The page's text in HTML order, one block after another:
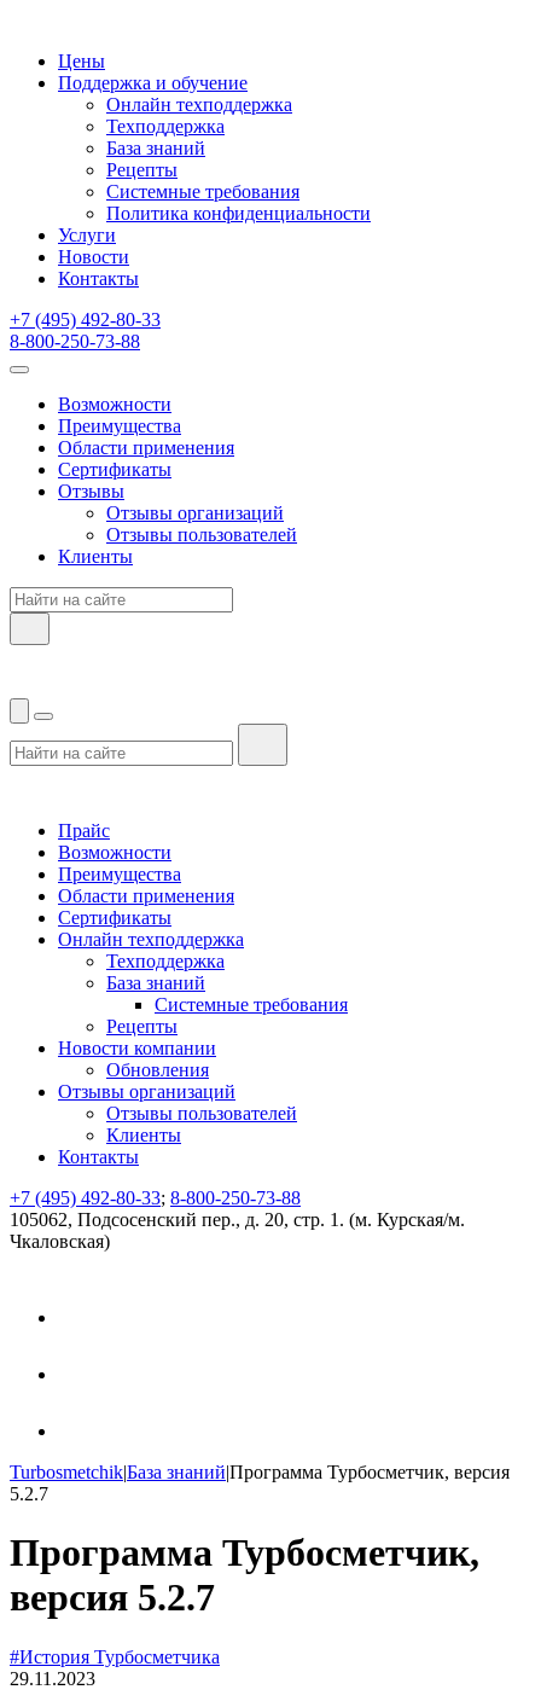
Цены
Поддержка и обучение
Онлайн техподдержка
Техподдержка
База знаний
Рецепты
Системные требования
Политика конфиденциальности
Услуги
Новости
Контакты
+7 (495) 492-80-33
8-800-250-73-88
Возможности
Преимущества
Области применения
Сертификаты
Отзывы
Отзывы организаций
Отзывы пользователей
Клиенты
Прайс
Возможности
Преимущества
Области применения
Сертификаты
Онлайн техподдержка
Техподдержка
База знаний
Системные требования
Рецепты
Новости компании
Обновления
Отзывы организаций
Отзывы пользователей
Клиенты
Контакты
+7 (495) 492-80-33; 8-800-250-73-88
105062, Подсосенский пер., д. 20, стр. 1. (м. Курская/м.
Чкаловская)
Turbosmetchik|База знаний|Программа Турбосметчик, версия
5.2.7
Программа Турбосметчик,
версия 5.2.7
#История Турбосметчика
29.11.2023